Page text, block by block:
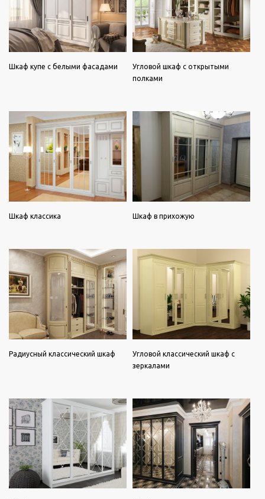
Шкаф купе с белыми фасадами
Угловой шкаф с открытыми
полками
Шкаф классика Шкаф в прихожую
Радиусный классический шкаф
Угловой классический шкаф с
зеркалами